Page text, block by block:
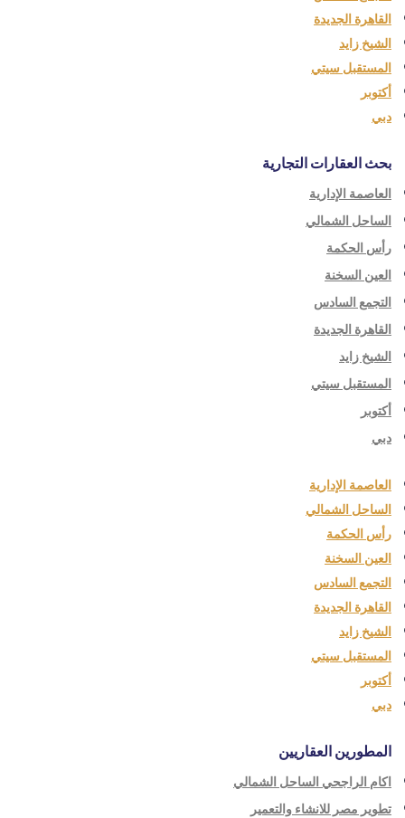
القاهرة الجديدة
الشيخ زايد
المستقبل سيتي
أكتوبر
دبي
بحث العقارات التجارية
العاصمة الإدارية
الساحل الشمالي
رأس الحكمة
العين السخنة
التجمع السادس
القاهرة الجديدة
الشيخ زايد
المستقبل سيتي
أكتوبر
دبي
العاصمة الإدارية
الساحل الشمالي
رأس الحكمة
العين السخنة
التجمع السادس
القاهرة الجديدة
الشيخ زايد
المستقبل سيتي
أكتوبر
دبي
المطورين العقاريين
اكام الراجحي الساحل الشمالي
تطوير مصر للانشاء والتعمير